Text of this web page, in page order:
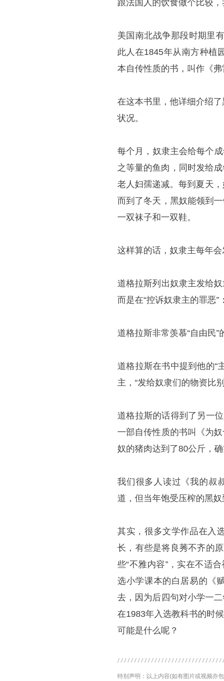
跟法国人的饮食做个比较
美国南北战争那段时期里
此人在1845年从南方种植
本自传性质的书，叫作《弗
在这本书里，他详细介绍
状况。
每个月，奴隶主会给每个
之等量的鱼肉，同时发给
老人妇孺递减。每到夏天
而到了冬天，黑奴能领到
一双袜子和一双鞋。
这样算的话，奴隶主每年
道格拉斯列出奴隶主发给
而是在“控诉奴隶主的罪恶
道格拉斯非常羡慕“自由民”
道格拉斯在书中提到他的“
主，“发给奴隶们的物资比
道格拉斯的话得到了另一
一部自传性质的书叫《为
奴的猪肉达到了80公斤，确
我们很多人读过《我的叔
道，但当年饱受压榨的黑奴
其实，很多文学作品在入
长，有些是将良莠不齐的
些“不雅内容”，实在不适
选小学课本的白居易的《
去，因为后四句对小学一
在1983年入选教科书的时
可能是什么呢？
特别声明：以上内容(如有图片或视频亦